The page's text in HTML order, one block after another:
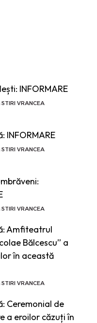
INFORMARE
STIRI VRANCEA
INFORMARE
STIRI VRANCEA
STIRI VRANCEA
Amfiteatrul
Bălcescu” a
în această
STIRI VRANCEA
Ceremonial de
a eroilor căzuți în